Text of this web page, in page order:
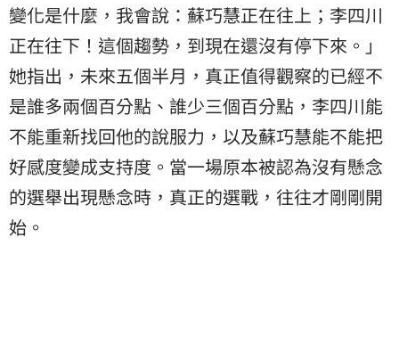
變化是什麼，我會說：蘇巧慧正在往上；李四川
正在往下！這個趨勢，到現在還沒有停下來。」
她指出，未來五個半月，真正值得觀察的已經不
是誰多兩個百分點、誰少三個百分點，李四川能
不能重新找回他的說服力，以及蘇巧慧能不能把
好感度變成支持度。當一場原本被認為沒有懸念
的選舉出現懸念時，真正的選戰，往往才剛剛開
始。